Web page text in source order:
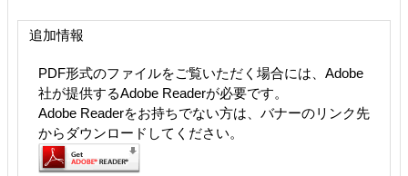
追加情報
PDF形式のファイルをご覧いただく場合には、Adobe
社が提供するAdobe Readerが必要です。
Adobe Readerをお持ちでない方は、バナーのリンク先
からダウンロードしてください。